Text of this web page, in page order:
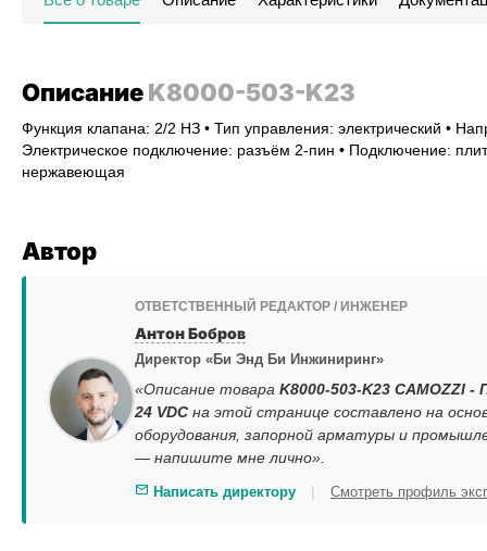
ОписаниеK8000-503-K23
Функция клапана: 2/2 НЗ • Тип управления: электрический •
Электрическое подключение: разъём 2-пин • Подключение:
нержавеющая
Автор
ОТВЕТСТВЕННЫЙ РЕДАКТОР / ИНЖЕНЕР
Антон Бобров
Директор «Би Энд Би Инжиниринг»
«Описание товара K8000-503-K23 CAMOZZI
24 VDC на этой странице составлено на
оборудования, запорной арматуры и
— напишите мне лично».
Написать директору | Смотреть профиль